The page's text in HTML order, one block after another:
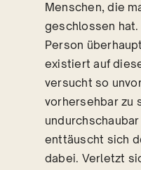
Menschen, die
geschlossen
Person
existiert auf
versucht so
vorhersehbar zu
enttäuscht sich
dabei. Verletzt